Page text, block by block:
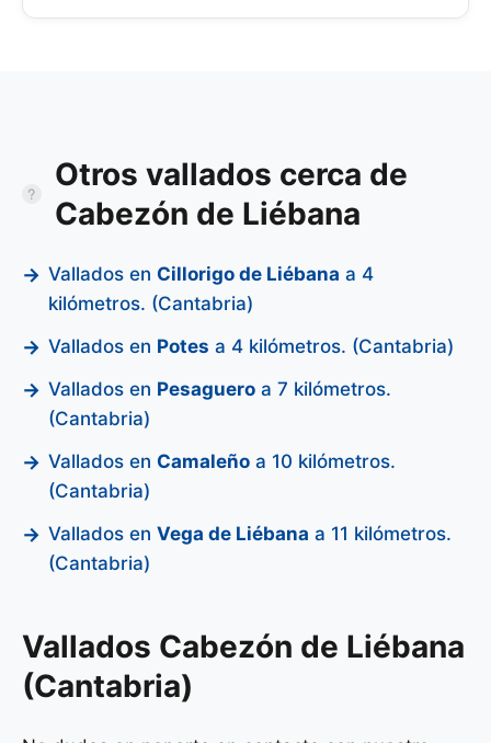
Otros vallados cerca de
Cabezón de Liébana
Vallados en Cillorigo de Liébana a 4
kilómetros. (Cantabria)
Vallados en Potes a 4 kilómetros. (Cantabria)
Vallados en Pesaguero a 7 kilómetros.
(Cantabria)
Vallados en Camaleño a 10 kilómetros.
(Cantabria)
Vallados en Vega de Liébana a 11 kilómetros.
(Cantabria)
Vallados Cabezón de Liébana
(Cantabria)